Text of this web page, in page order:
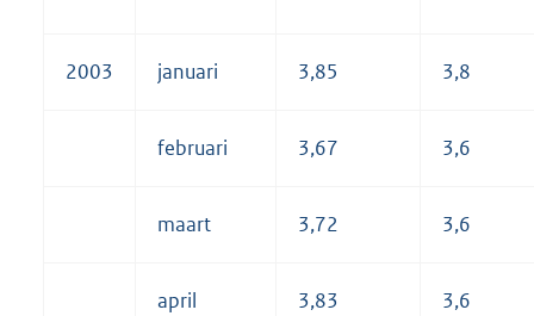
2003 januari 3,85 3,8
februari 3,67 3,6
maart 3,72 3,6
april 3,83 3,6